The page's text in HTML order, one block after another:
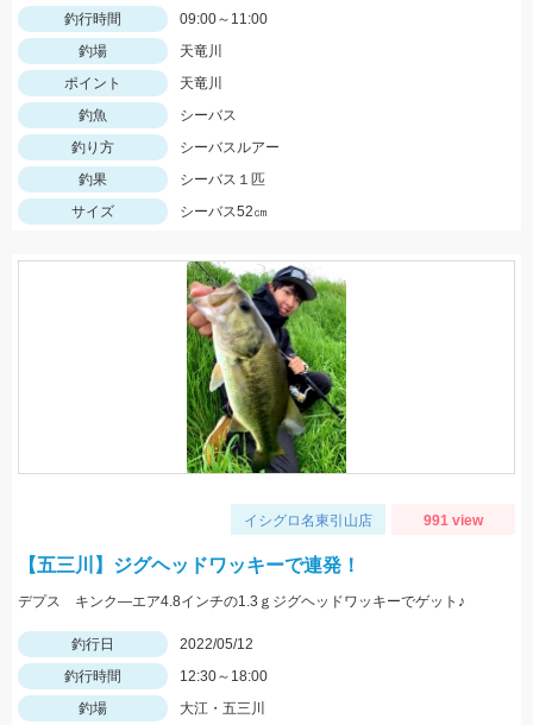
釣行時間
09:00～11:00
釣場
天竜川
ポイント
天竜川
釣魚
シーバス
釣り方
シーバスルアー
釣果
シーバス１匹
サイズ
シーバス52㎝
イシグロ名東引山店 991 view
【五三川】ジグヘッドワッキーで連発！
デプス キンク―エア4.8インチの1.3ｇジグヘッドワッキーでゲット♪
釣行日
2022/05/12
釣行時間
12:30～18:00
釣場
大江・五三川